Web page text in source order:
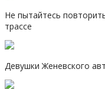
Не пытайтесь
трассе
Девушки Женевского